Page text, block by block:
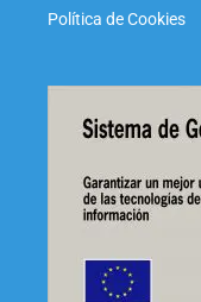
Política de Cookies